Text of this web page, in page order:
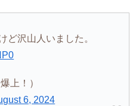
ど沢山人いました。
上！）
6, 2024